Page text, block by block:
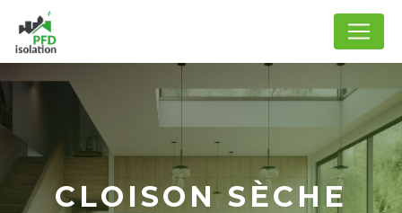
CLOISON SÈCHE
Panneau de gestion des cookies